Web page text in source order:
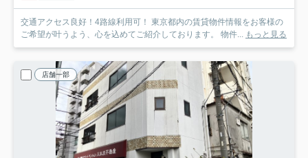
交通アクセス良好！4路線利用可！ 東京都内の賃貸物件情報をお客様の
ご希望が叶うよう、心を込めてご紹介しております。 物件... もっと見る
店舗一部